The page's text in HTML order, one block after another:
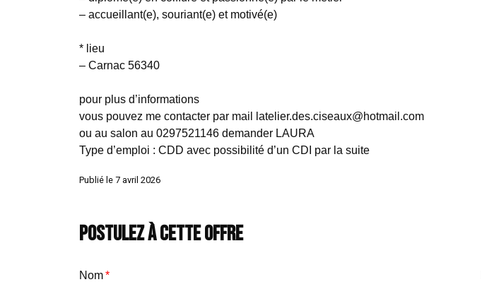
– accueillant(e), souriant(e) et motivé(e)
* lieu
– Carnac 56340
pour plus d’informations
vous pouvez me contacter par mail latelier.des.ciseaux@hotmail.com
ou au salon au 0297521146 demander LAURA
Type d’emploi : CDD avec possibilité d’un CDI par la suite
Publié le 7 avril 2026
Postulez à cette offre
Nom